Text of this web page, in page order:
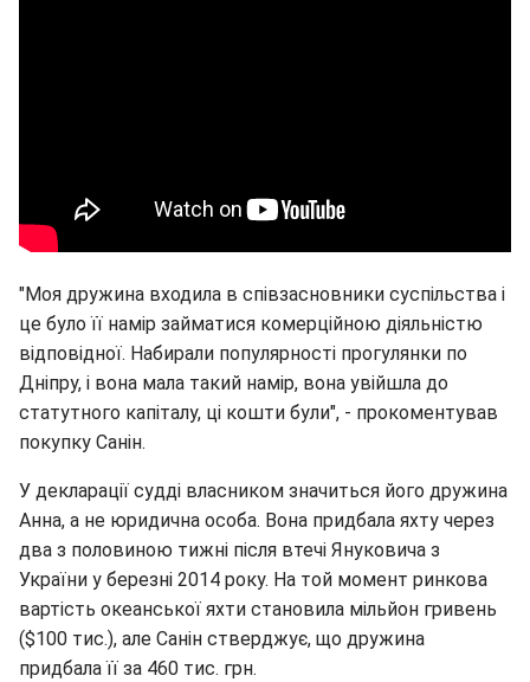
"Моя дружина входила в співзасновники суспільства і
це було її намір займатися комерційною діяльністю
відповідної. Набирали популярності прогулянки по
Дніпру, і вона мала такий намір, вона увійшла до
статутного капіталу, ці кошти були", - прокоментував
покупку Санін.
У декларації судді власником значиться його дружина
Анна, а не юридична особа. Вона придбала яхту через
два з половиною тижні після втечі Януковича з
України у березні 2014 року. На той момент ринкова
вартість океанської яхти становила мільйон гривень
($100 тис.), але Санін стверджує, що дружина
придбала її за 460 тис. грн.